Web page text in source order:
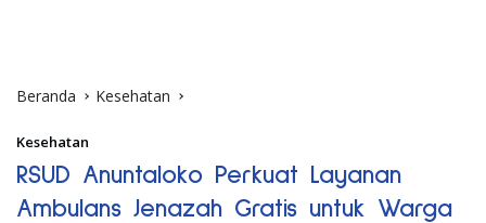
Beranda Kesehatan
Kesehatan
RSUD Anuntaloko Perkuat Layanan
Ambulans Jenazah Gratis untuk Warga